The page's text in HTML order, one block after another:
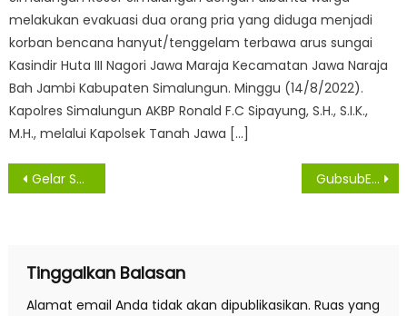
melakukan evakuasi dua orang pria yang diduga menjadi
korban bencana hanyut/tenggelam terbawa arus sungai
Kasindir Huta III Nagori Jawa Maraja Kecamatan Jawa Naraja
Bah Jambi Kabupaten Simalungun. Minggu (14/8/2022).
Kapolres Simalungun AKBP Ronald F.C Sipayung, S.H., S.I.K.,
M.H., melalui Kapolsek Tanah Jawa […]
Navigasi
Gelar Salat Idul Fitri 1443 H, Tuan Guru Batak Bangga Poldasu Komitmen Bantu Kaum Dhuafa GubsubEdy Rahmayadi dan Wagub Musa Rajekshah Salat Idulfitri di Lapangan Merdeka Medan
Tinggalkan Balasan
Alamat email Anda tidak akan dipublikasikan. Ruas yang